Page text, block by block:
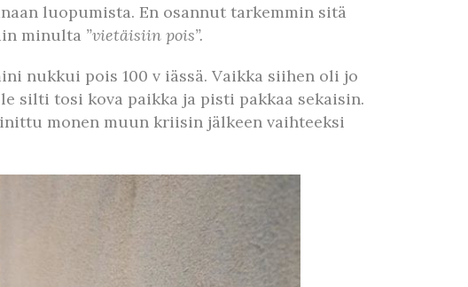
luopumista. En osannut tarkemmin sitä
minulta ”vietäisiin pois”.
nukkui pois 100 v iässä. Vaikka siihen oli jo
silti tosi kova paikka ja pisti pakkaa sekaisin.
monen muun kriisin jälkeen vaihteeksi